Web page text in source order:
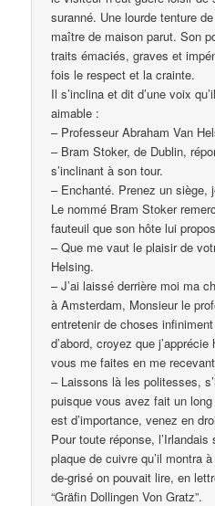
suranné. Une lourde tenture
maître de maison parut. Son
traits émaciés, graves et
fois le respect et la crainte.
Il s’inclina et dit d’une voix
aimable :
– Professeur Abraham Van
– Bram Stoker, de Dublin,
s’inclinant à son tour.
– Enchanté. Prenez un siège,
Le nommé Bram Stoker
fauteuil que son hôte lui
– Que me vaut le plaisir de
Helsing.
– J’ai laissé derrière moi ma
à Amsterdam, Monsieur le
entretenir de choses
d’abord, croyez que
vous me faites en me
– Laissons là les politesses,
puisque vous avez fait un
est d’importance, venez en
Pour toute réponse,
plaque de cuivre qu’il montra
de-grisé on pouvait lire, en
“Gräfin Dollingen Von Gratz”.